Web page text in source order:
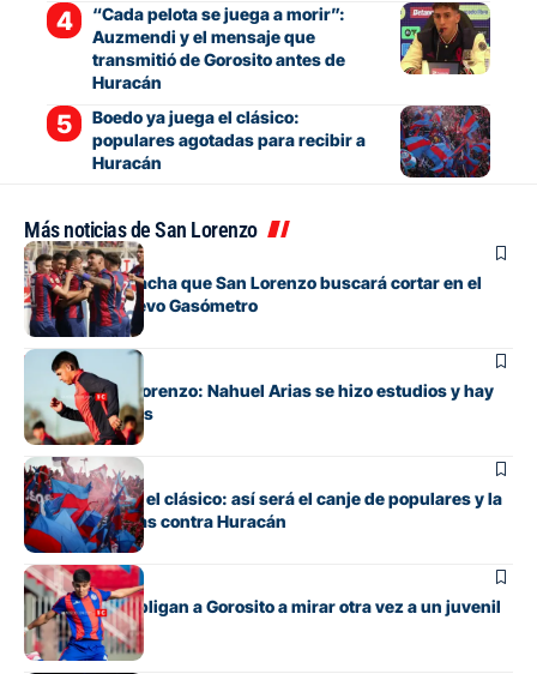
“Cada pelota se juega a morir”:
Auzmendi y el mensaje que
transmitió de Gorosito antes de
Huracán
Boedo ya juega el clásico:
populares agotadas para recibir a
Huracán
Más noticias de San Lorenzo
Fútbol
La incómoda racha que San Lorenzo buscará cortar en el
clásico del Nuevo Gasómetro
Fútbol
Alivio en San Lorenzo: Nahuel Arias se hizo estudios y hay
buenas noticias
Fútbol
Todo listo para el clásico: así será el canje de populares y la
venta de plateas contra Huracán
Fútbol
Las lesiones obligan a Gorosito a mirar otra vez a un juvenil